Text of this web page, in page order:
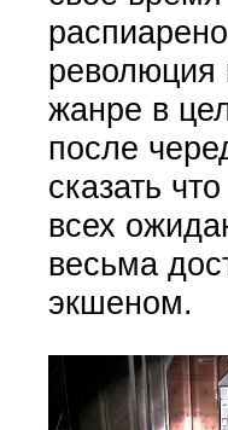
революция
жанре в
после
сказать
всех
весьма
экшеном.